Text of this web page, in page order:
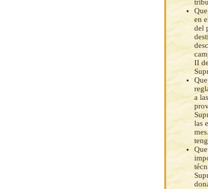
en
del
II
a
las